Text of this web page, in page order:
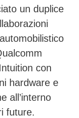
un duplice
con
hardware e
all’interno
future.